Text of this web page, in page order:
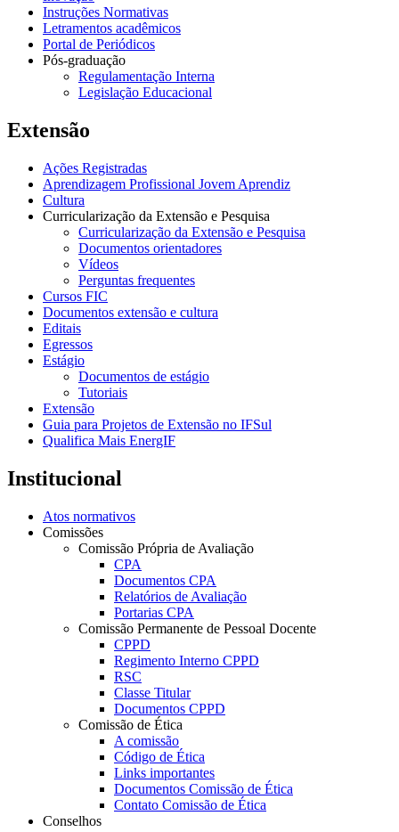
Instruções Normativas
Letramentos acadêmicos
Portal de Periódicos
Pós-graduação
Regulamentação Interna
Legislação Educacional
Extensão
Ações Registradas
Aprendizagem Profissional Jovem Aprendiz
Cultura
Curricularização da Extensão e Pesquisa
Curricularização da Extensão e Pesquisa
Documentos orientadores
Vídeos
Perguntas frequentes
Cursos FIC
Documentos extensão e cultura
Editais
Egressos
Estágio
Documentos de estágio
Tutoriais
Extensão
Guia para Projetos de Extensão no IFSul
Qualifica Mais EnergIF
Institucional
Atos normativos
Comissões
Comissão Própria de Avaliação
CPA
Documentos CPA
Relatórios de Avaliação
Portarias CPA
Comissão Permanente de Pessoal Docente
CPPD
Regimento Interno CPPD
RSC
Classe Titular
Documentos CPPD
Comissão de Ética
A comissão
Código de Ética
Links importantes
Documentos Comissão de Ética
Contato Comissão de Ética
Conselhos